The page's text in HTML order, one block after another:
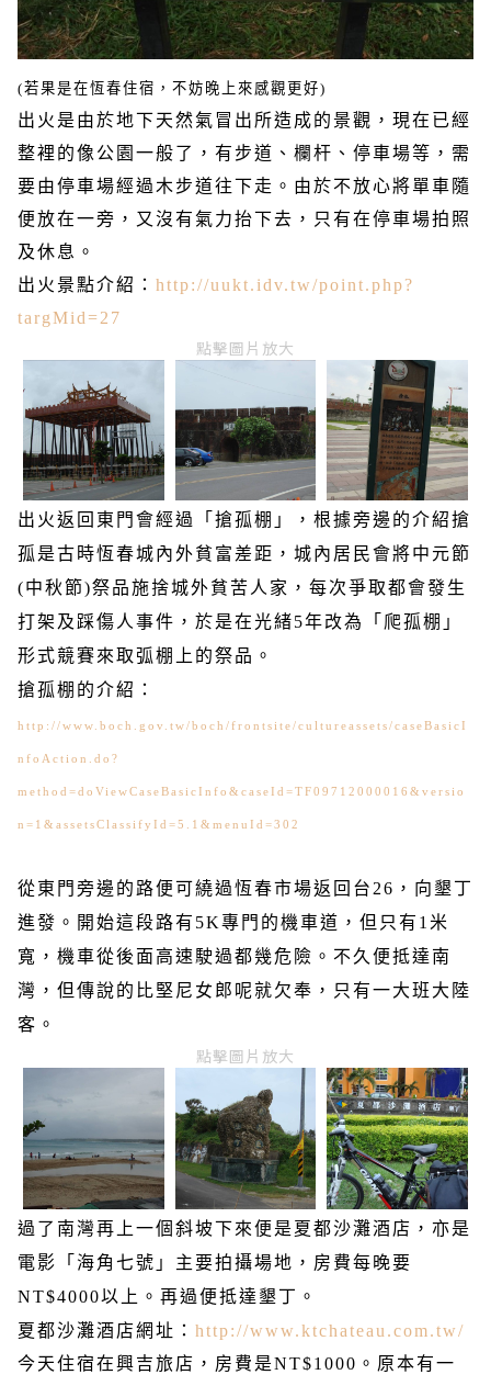
(若果是在恆春住宿，不妨晚上來感觀更好)
出火 是由於地下天然氣冒出所造成的景觀 ， 現在已經
整裡的像公園一般了，有步道、欄杆、停車場等，需
要由停車場經過木步道往下走。由於不放心將單車隨
便放在一旁，又沒有氣力抬下去，只有在停車場拍照
及休息。
出火景點介紹： http://uukt.idv.tw/point.php?
targMid=27
點擊圖片放大
出火返回東門會經過「搶孤棚」，根據旁邊的介紹搶
孤是古時恆春城內外貧富差距，城內居民會將中元節
(中秋節)祭品施捨城外貧苦人家，每次爭取都會發生
打架及踩傷人事件，於是在光緒5年改為「爬孤棚」
形式競賽來取弧棚上的祭品。
搶孤棚的介紹：
http://www.boch.gov.tw/boch/frontsite/cultureassets/caseBasicI
nfoAction.do?
method=doViewCaseBasicInfo&caseId=TF09712000016&versio
n=1&assetsClassifyId=5.1&menuId=302
從東門旁邊的路便可繞過恆春市場返回台 26 ，向墾丁
進發。開始這段路有 5K專門的機車道，但只有 1 米
寬，機車從後面高速駛過都幾危險。不久便抵達南
灣，但傳說的比堅尼女郎呢就欠奉，只有一大班大陸
客。
點擊圖片放大
過了南灣再上一個斜坡下來便是夏都沙灘酒店，亦是
電影「海角七號」主要拍攝場地，房費每晚要
NT$4000以上。再過便抵達墾丁。
夏都沙灘酒店網址： http://www.ktchateau.com.tw/
今天住宿在興吉旅店，房費是NT$1000 。原本有一